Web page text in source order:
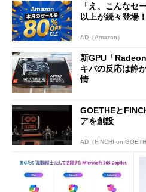
「え、こんなセ
以上が続々登場
AD（Amazon）
新GPU「
キバの反応は静
情
GOETHEと
アを創設
AD（FINCHI on